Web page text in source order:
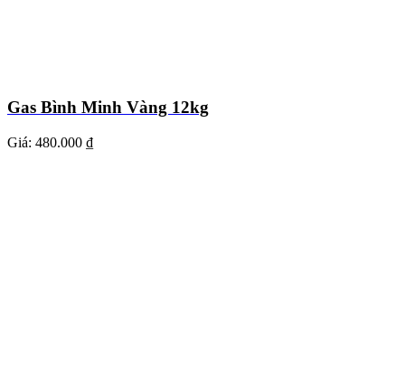
Gas Bình Minh Vàng 12kg
Giá: 480.000 ₫